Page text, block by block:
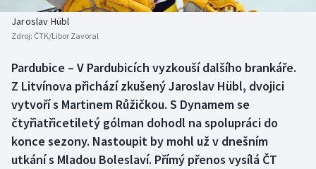
Basketbal
Biatlon
Boby a skeleton
Box
Curling
Historické návraty
Aplikace ČT sport
AZ kvíz
Jaroslav Hübl
Zdroj: ČTK/Libor Zavoral
Pardubice – V Pardubicích vyzkouší dalšího brankáře.
Z Litvínova přichází zkušený Jaroslav Hübl, dvojici
vytvoří s Martinem Růžičkou. S Dynamem se
čtyřiatřicetiletý gólman dohodl na spolupráci do
konce sezony. Nastoupit by mohl už v dnešním
utkání s Mladou Boleslaví. Přímý přenos vysílá ČT